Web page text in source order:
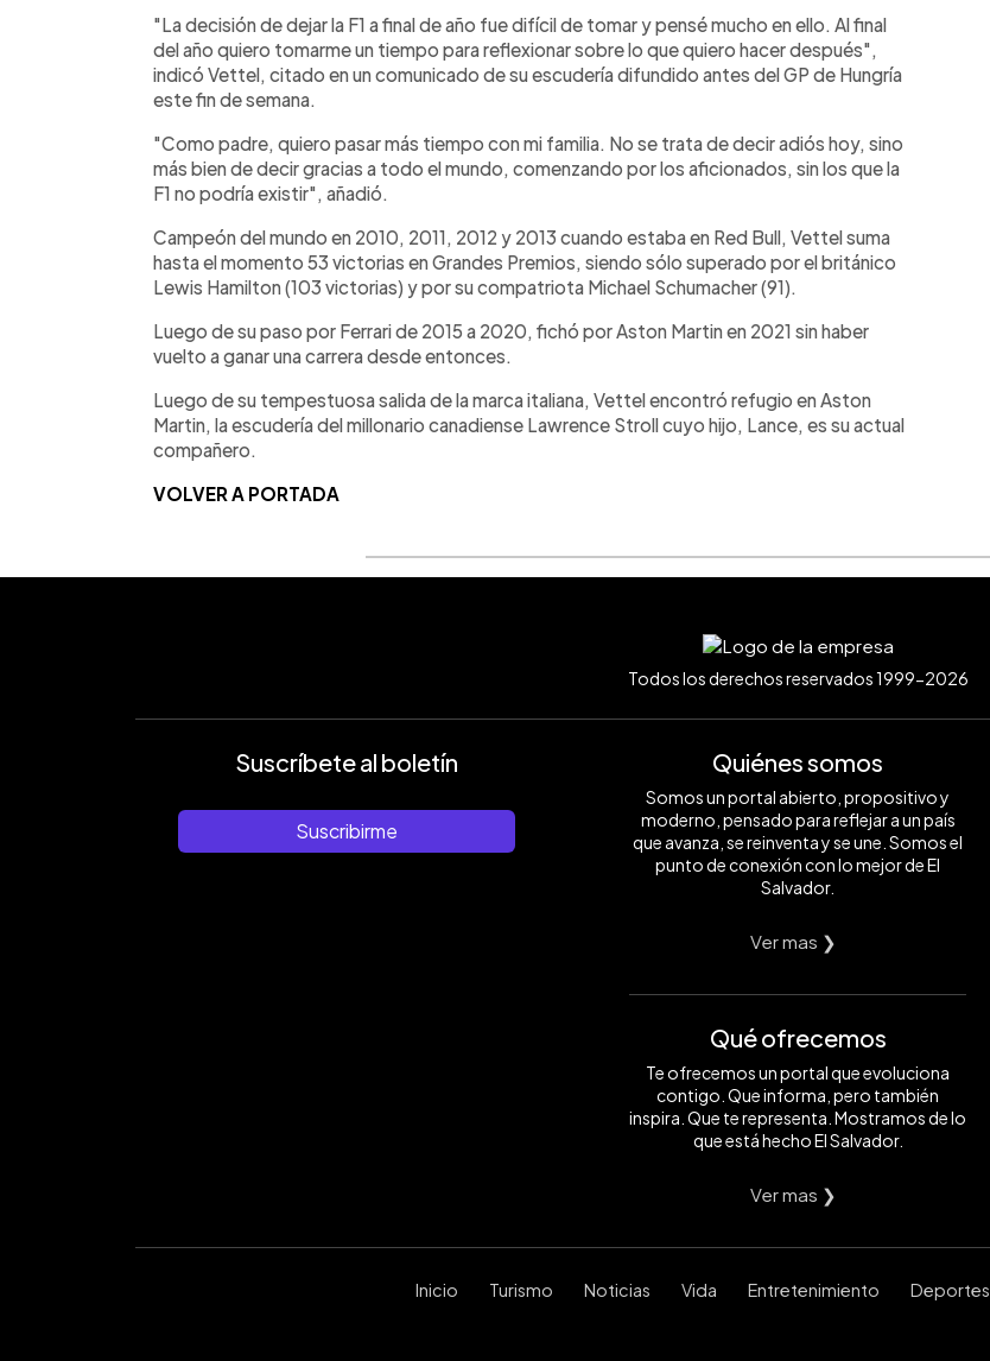
"La decisión de dejar la F1 a final de año fue difícil de tomar y pensé mucho en ello. Al final
del año quiero tomarme un tiempo para reflexionar sobre lo que quiero hacer después",
indicó Vettel, citado en un comunicado de su escudería difundido antes del GP de Hungría
este fin de semana.
"Como padre, quiero pasar más tiempo con mi familia. No se trata de decir adiós hoy, sino
más bien de decir gracias a todo el mundo, comenzando por los aficionados, sin los que la
F1 no podría existir", añadió.
Campeón del mundo en 2010, 2011, 2012 y 2013 cuando estaba en Red Bull, Vettel suma
hasta el momento 53 victorias en Grandes Premios, siendo sólo superado por el británico
Lewis Hamilton (103 victorias) y por su compatriota Michael Schumacher (91).
Luego de su paso por Ferrari de 2015 a 2020, fichó por Aston Martin en 2021 sin haber
vuelto a ganar una carrera desde entonces.
Luego de su tempestuosa salida de la marca italiana, Vettel encontró refugio en Aston
Martin, la escudería del millonario canadiense Lawrence Stroll cuyo hijo, Lance, es su actual
compañero.
VOLVER A PORTADA
Todos los derechos reservados 1999-2026
Suscríbete al boletín
Suscribirme
Quiénes somos
Somos un portal abierto, propositivo y
moderno, pensado para reflejar a un país
que avanza, se reinventa y se une. Somos el
punto de conexión con lo mejor de El
Salvador.
Ver mas ❯
Qué ofrecemos
Te ofrecemos un portal que evoluciona
contigo. Que informa, pero también
inspira. Que te representa. Mostramos de lo
que está hecho El Salvador.
Ver mas ❯
Inicio Turismo Noticias Vida Entretenimiento Deportes